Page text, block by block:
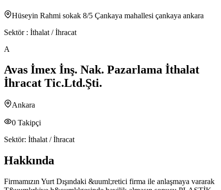
Hüseyin Rahmi sokak 8/5 Çankaya mahallesi çankaya ankara
Sektör : İthalat / İhracat
A
Avas İmex İnş. Nak. Pazarlama İthalat
İhracat Tic.Ltd.Şti.
Ankara
0 Takipçi
Sektör: İthalat / İhracat
Hakkında
Firmamızın Yurt Dışındaki &uuml;retici firma ile anlaşmaya vararak